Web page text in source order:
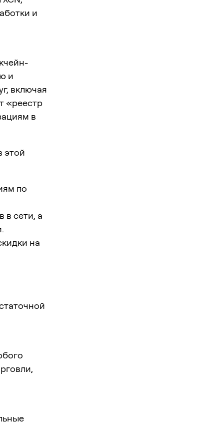
и
и
включая
«реестр
в
этой
по
в сети, а
на